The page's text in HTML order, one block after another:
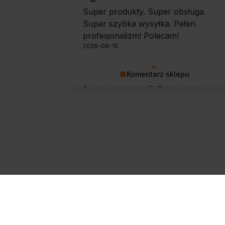
Komentarz sklepu
Bardzo dziękuję 🙂 Takie opinie
Super produkty. Super obsługa.
Super szybka wysyłka. Pełen
profesjonalizm! Polecam!
2026-06-15